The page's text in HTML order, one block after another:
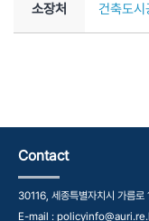
소장처 건축도시
Contact
30116, 세종특별자치시 가름
E-mail :